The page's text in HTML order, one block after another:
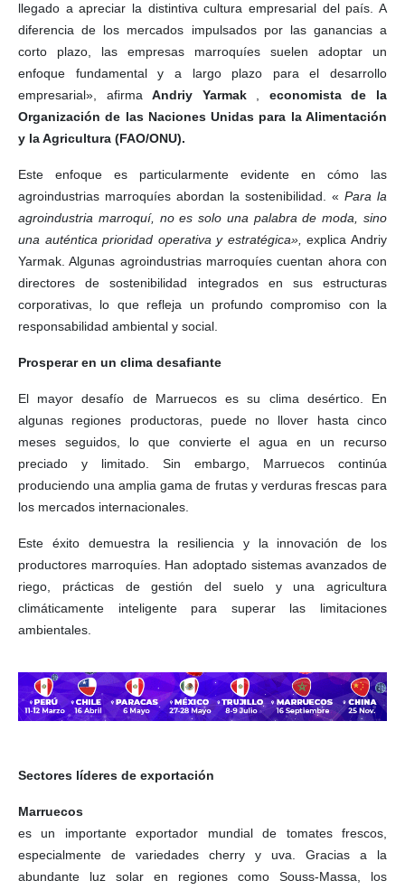
llegado a apreciar la distintiva cultura empresarial del país. A
diferencia de los mercados impulsados ​​por las ganancias a
corto plazo, las empresas marroquíes suelen adoptar un
enfoque fundamental y a largo plazo para el desarrollo
empresarial», afirmaAndriy Yarmak, economista de la
Organización de las Naciones Unidas para la Alimentación
y la Agricultura (FAO/ONU).
Este enfoque es particularmente evidente en cómo las
agroindustrias marroquíes abordan la sostenibilidad. « Para la
agroindustria marroquí, no es solo una palabra de moda, sino
una auténtica prioridad operativa y estratégica», explica Andriy
Yarmak. Algunas agroindustrias marroquíes cuentan ahora con
directores de sostenibilidad integrados en sus estructuras
corporativas, lo que refleja un profundo compromiso con la
responsabilidad ambiental y social.
Prosperar en un clima desafiante
El mayor desafío de Marruecos es su clima desértico. En
algunas regiones productoras, puede no llover hasta cinco
meses seguidos, lo que convierte el agua en un recurso
preciado y limitado. Sin embargo, Marruecos continúa
produciendo una amplia gama de frutas y verduras frescas para
los mercados internacionales.
Este éxito demuestra la resiliencia y la innovación de los
productores marroquíes. Han adoptado sistemas avanzados de
riego, prácticas de gestión del suelo y una agricultura
climáticamente inteligente para superar las limitaciones
ambientales.
Sectores líderes de exportación
Marruecos
es un importante exportador mundial de tomates frescos,
especialmente de variedades cherry y uva. Gracias a la
abundante luz solar en regiones como Souss-Massa, los